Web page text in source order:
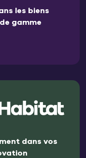
les biens
gamme
dans vos